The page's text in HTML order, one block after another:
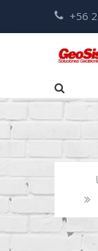
+56